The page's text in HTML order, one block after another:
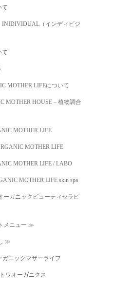
て
INIDIVIDUAL（インディビジ
て
MOTHER LIFEについて
MOTHER HOUSE – 植物調合
MOTHER LIFE
MOTHER LIFE
MOTHER LIFE / LABO
MOTHER LIFE skin spa
ーガニックビューティセラピ
メニュー ≫
≫
ガニックマザーライフ
ワオーガニクス